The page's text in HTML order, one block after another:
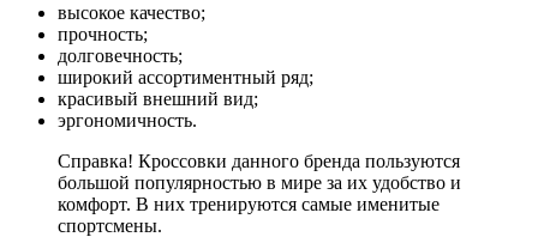
высокое качество;
прочность;
долговечность;
широкий ассортиментный ряд;
красивый внешний вид;
эргономичность.
Справка! Кроссовки данного бренда пользуются
большой популярностью в мире за их удобство и
комфорт. В них тренируются самые именитые
спортсмены.